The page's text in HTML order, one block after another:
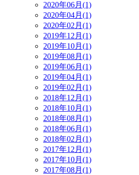
2020年06月(1)
2020年04月(1)
2020年02月(1)
2019年12月(1)
2019年10月(1)
2019年08月(1)
2019年06月(1)
2019年04月(1)
2019年02月(1)
2018年12月(1)
2018年10月(1)
2018年08月(1)
2018年06月(1)
2018年02月(1)
2017年12月(1)
2017年10月(1)
2017年08月(1)